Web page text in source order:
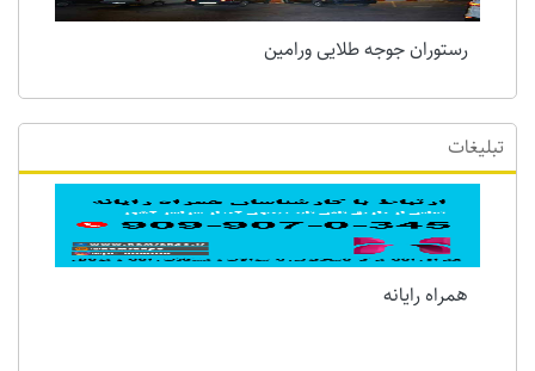
رستوران جوجه طلایی ورامین
تبلیغات
همراه رایانه